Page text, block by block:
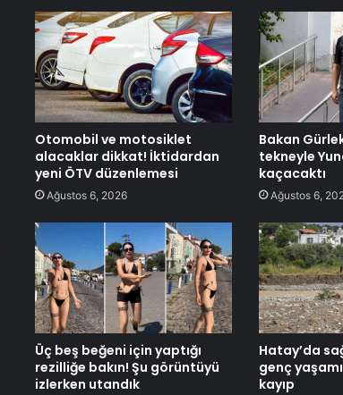
Otomobil ve motosiklet
alacaklar dikkat! İktidardan
yeni ÖTV düzenlemesi
Ağustos 6, 2026
Bakan
tekneyle
kaçacaktı
Ağustos 6,
Üç beş beğeni için yaptığı
rezilliğe bakın! Şu görüntüyü
izlerken utandık
Hatay’da
genç
kayıp